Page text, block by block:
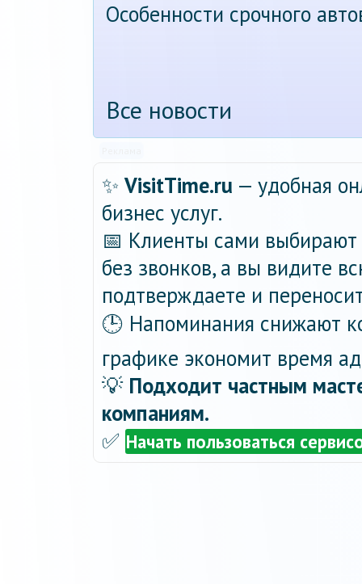
Особенности срочного
Все новости
✨ VisitTime.ru — удобная
бизнес услуг.
📅 Клиенты сами
без звонков, а вы видите
подтверждаете и
🕒 Напоминания снижают
графике экономит время
💡 Подходит частным
компаниям.
✅ Начать пользоваться